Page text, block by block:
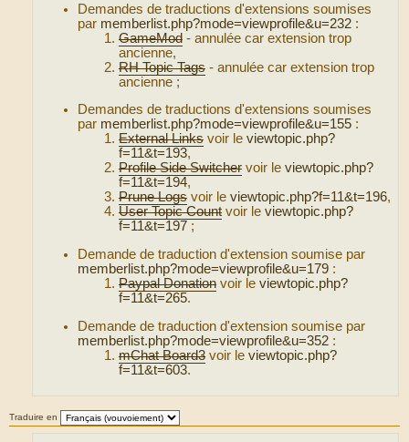
Demandes de traductions d'extensions soumises
par memberlist.php?mode=viewprofile&u=232 :
GameMod- annulée car extension trop
ancienne,
RH Topic Tags- annulée car extension trop
ancienne ;
Demandes de traductions d'extensions soumises
par memberlist.php?mode=viewprofile&u=155 :
External Linksvoir le viewtopic.php?
f=11&t=193,
Profile Side Switchervoir le viewtopic.php?
f=11&t=194,
Prune Logsvoir le viewtopic.php?f=11&t=196,
User Topic Countvoir le viewtopic.php?
f=11&t=197;
Demande de traduction d'extension soumise par
memberlist.php?mode=viewprofile&u=179 :
Paypal Donationvoir le viewtopic.php?
f=11&t=265.
Demande de traduction d'extension soumise par
memberlist.php?mode=viewprofile&u=352 :
mChat Board3voir le viewtopic.php?
f=11&t=603.
Traduire en